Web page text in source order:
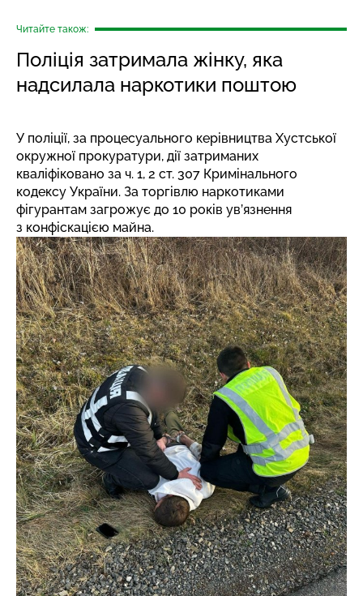
Читайте також:
Поліція затримала жінку, яка
надсилала наркотики поштою
У поліції, за процесуального керівництва Хустської
окружної прокуратури, дії затриманих
кваліфіковано за ч. 1, 2 ст. 307 Кримінального
кодексу України. За торгівлю наркотиками
фігурантам загрожує до 10 років ув’язнення
з конфіскацією майна.